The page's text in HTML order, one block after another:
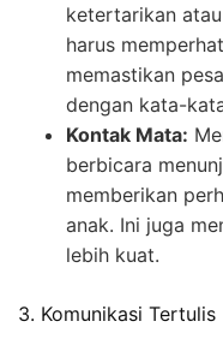
ketertarikan
harus
memastikan
dengan kata-
Kontak Mata:
berbicara
memberikan
anak. Ini juga
lebih kuat.
3. Komunikasi Tertulis